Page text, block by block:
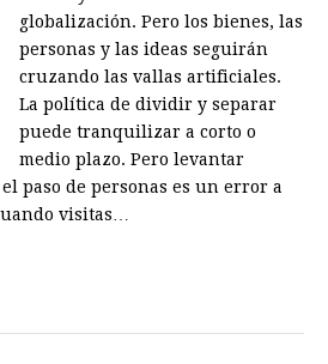
globalización. Pero los bienes, las
personas y las ideas seguirán
cruzando las vallas artificiales.
La política de dividir y separar
puede tranquilizar a corto o
medio plazo. Pero levantar
paso de personas es un error a
visitas…